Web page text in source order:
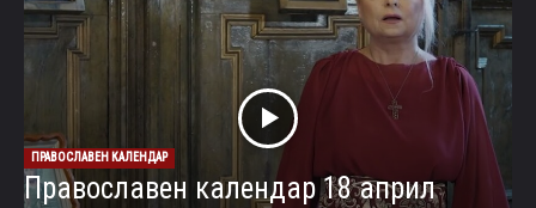
ПРАВОСЛАВЕН КАЛЕНДАР
Православен календар 18 април